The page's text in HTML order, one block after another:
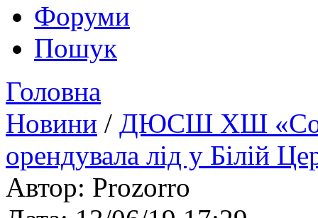
Форуми
Пошук
Головна
Новини / ДЮСШ ХШ
орендувала лід у Білій
Автор: Prozorro